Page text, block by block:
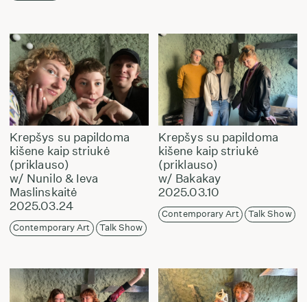
Krepšys su papildoma
kišene kaip striukė
(priklauso)
w/ Nunilo & Ieva
Maslinskaitė
2025.03.24
Contemporary Art Talk Show
Krepšys su papildoma
kišene kaip striukė
(priklauso)
w/ Bakakay
2025.03.10
Contemporary Art Talk Show